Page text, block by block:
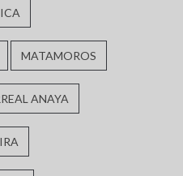
MATAMOROS
ANAYA